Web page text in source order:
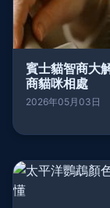
賓士貓智商大
商貓咪相處
2026年05月03日